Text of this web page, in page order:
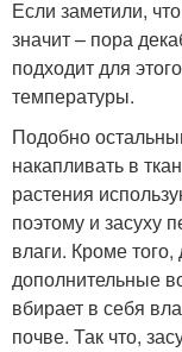
Если заметили,
значит – пора
подходит для
температуры.
Подобно
накапливать в
растения
поэтому и засуху
влаги. Кроме
дополнительные
вбирает в себя
почве. Так что,